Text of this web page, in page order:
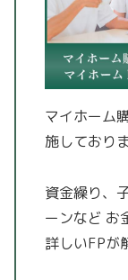
マイホーム
施しており
資金繰り、
ーンなど お
詳しいFPが